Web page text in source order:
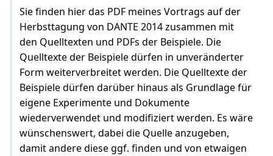
Sie finden hier das PDF meines Vortrags auf der
Herbsttagung von DANTE 2014 zusammen mit
den Quelltexten und PDFs der Beispiele. Die
Quelltexte der Beispiele dürfen in unveränderter
Form weiterverbreitet werden. Die Quelltexte der
Beispiele dürfen darüber hinaus als Grundlage für
eigene Experimente und Dokumente
wiederverwendet und modifiziert werden. Es wäre
wünschenswert, dabei die Quelle anzugeben,
damit andere diese ggf. finden und von etwaigen